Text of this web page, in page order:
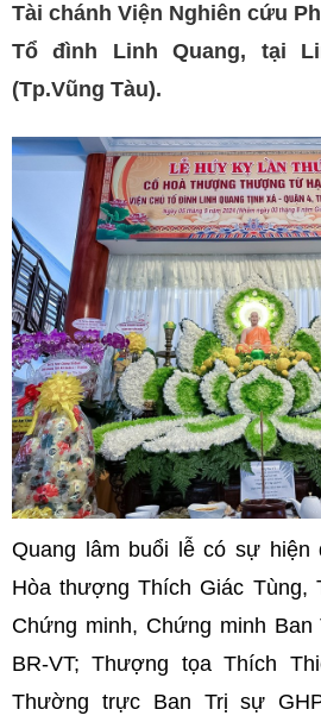
Tài chánh Viện Nghiên cứu
Tổ đình Linh Quang, tại
(Tp.Vũng Tàu).
Quang lâm buổi lễ có sự hiện
Hòa thượng Thích Giác Tùng,
Chứng minh, Chứng minh
BR-VT; Thượng tọa Thích
Thường trực Ban Trị sự